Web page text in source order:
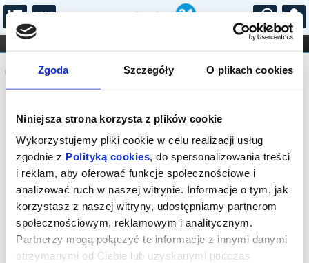
Zgoda Szczegóły O plikach cookies
Niniejsza strona korzysta z plików cookie
Wykorzystujemy pliki cookie w celu realizacji usług
zgodnie z Polityką cookies, do spersonalizowania treści
i reklam, aby oferować funkcje społecznościowe i
analizować ruch w naszej witrynie. Informacje o tym, jak
korzystasz z naszej witryny, udostępniamy partnerom
społecznościowym, reklamowym i analitycznym.
Partnerzy mogą połączyć te informacje z innymi danymi
otrzymanymi od Ciebie lub uzyskanymi podczas
...
FILHARMONIA OPERA I BALET
STAND-UP
DLA DZIECI
Komunikat
Sprzedaż biletów on-line na wydarzenie
została zakończona.